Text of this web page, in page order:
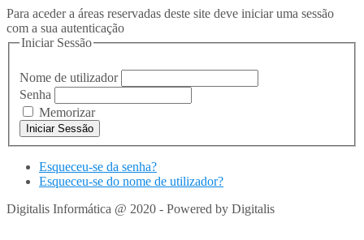
Para aceder a áreas reservadas deste site deve iniciar uma sessão
com a sua autenticação
Iniciar Sessão
Nome de utilizador
Senha
Memorizar
Esqueceu-se da senha?
Esqueceu-se do nome de utilizador?
Digitalis Informática @ 2020 - Powered by Digitalis